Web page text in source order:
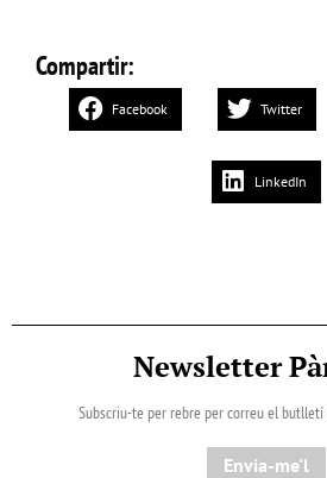
Compartir:
Facebook Twitter
LinkedIn
Newsletter
Subscriu-te per rebre per correu el
Envia-me'l